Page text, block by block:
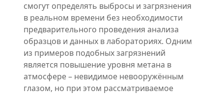
смогут определять выбросы и загрязнения
в реальном времени без необходимости
предварительного проведения анализа
образцов и данных в лабораториях. Одним
из примеров подобных загрязнений
является повышение уровня метана в
атмосфере – невидимое невооружённым
глазом, но при этом рассматриваемое